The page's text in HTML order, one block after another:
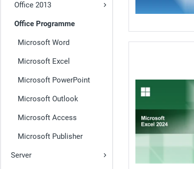
Office 2013
Office Programme
Microsoft Word
Microsoft Excel
Microsoft PowerPoint
Microsoft Outlook
Microsoft Access
Microsoft Publisher
Server